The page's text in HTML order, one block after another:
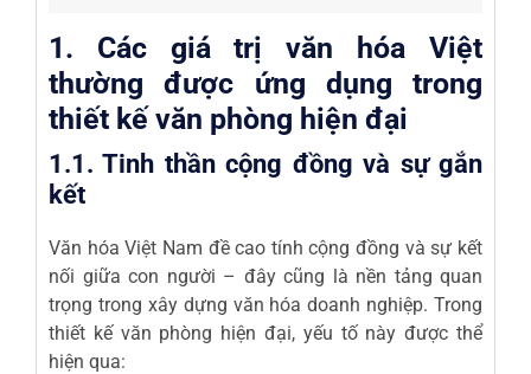
1. Các giá trị văn hóa Việt
thường được ứng dụng trong
thiết kế văn phòng hiện đại
1.1. Tinh thần cộng đồng và sự gắn
kết
Văn hóa Việt Nam đề cao tính cộng đồng và sự kết
nối giữa con người – đây cũng là nền tảng quan
trọng trong xây dựng văn hóa doanh nghiệp. Trong
thiết kế văn phòng hiện đại, yếu tố này được thể
hiện qua: